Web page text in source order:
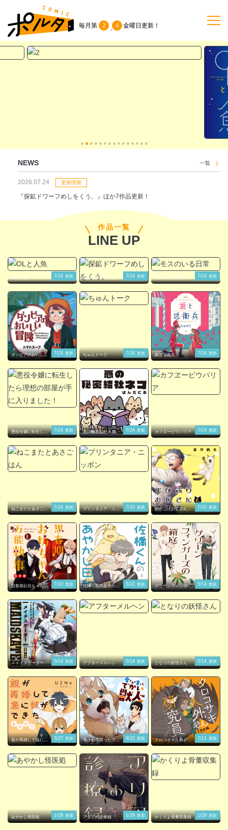
毎月第 2 4 金曜日 更新！
NEWS
お問い合わせ
閉じる
NEWS
2026.07.24 更新情報
『探鉱ドワーフめしをくう。』ほか7作品更新！
一覧
作品一覧
LINE UP
OLと人魚 7/24 更新
探鉱ドワーフめしを
くう。
7/24 更新 モスのいる日常 7/24 更新
ダンピアのおいしい
冒険
7/24 更新 ちゅんトーク 7/24 更新 姫と近衛兵 7/24 更新
悪役令嬢に転生した
ら理想の部屋が手に
7/24 更新 悪の秘密結社ネコ 7/24 更新 カフヱーピウパリア 7/24 更新
ねこまたとあさごは
ん
7/24 更新
プリンタニア・ニッ
ポン
7/10 更新
灰かぶりおじさんと
7/10 更新
思春期お坊ちゃんと
万能執事
7/10 更新
佐橋くんのあやかし
日和
5/22 更新
グリーンフィンガー
ズの箱庭
5/14 更新
メイドスケーター 5/14 更新 アフターメルヘン 5/14 更新 となりの妖怪さん 5/14 更新
親が再婚して急に妹
ができた
3/27 更新
愛されて育ったでか
い獣人の話
8/22 更新
クロコサギ人外さん
と研究員くん。
7/11 更新
あやかし怪医処 1/29 更新 アリアの診療録 1/29 更新 かくりよ骨董収集録 1/29 更新